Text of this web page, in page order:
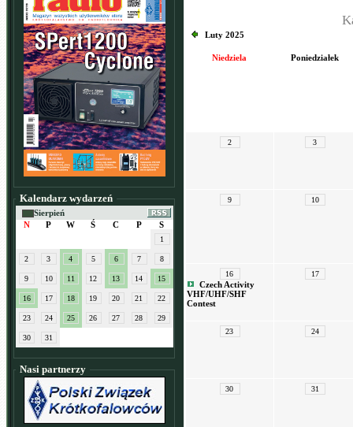
Kalendarz wydarzeń
Sierpień
N
P W Ś C P S
1
2 3 4 5 6 7 8
9 10 11 12 13 14 15
16 17 18 19 20 21 22
23 24 25 26 27 28 29
30 31
Nasi partnerzy
Luty 2025
Niedziela Poniedziałek
2 3
9 10
16
Czech Activity
VHF/UHF/SHF
Contest
17
23 24
30 31